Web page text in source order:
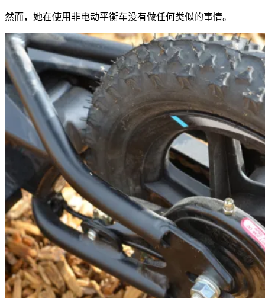
然而，她在使用非电动平衡车没有做任何类似的事情。